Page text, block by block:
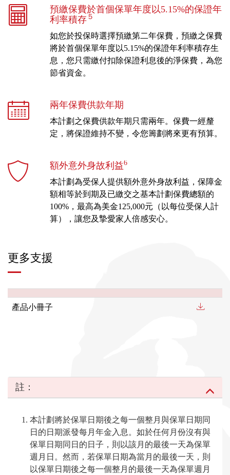
預繳保費於首個保單年度以5.15%的保證年
利率積存 ５
如您於投保時選擇預繳第二年保費，預繳之保費
將於首個保單年度以5.15%的保證年利率積存生
息，您只需繳付扣除保證利息後的淨保費，為您
節省資金。
兩年保費供款年期
本計劃之保費供款年期只需兩年。保費一經釐
定，將保證維持不變，令您籌劃將來更有預算。
額外意外身故利益6
本計劃為受保人提供額外意外身故利益，保障金
額相等於到期及已繳交之基本計劃保費總額的
100%，最高為美金125,000元（以每位受保人計
算），讓您及摯愛家人倍感安心。
更多支援
產品小冊子
註：
本計劃將於保單日期後之每一個整月與保單日期同
日的日期派發每月年金入息。如於任何月份沒有與
保單日期同日的日子，則以該月的最後一天為保單
週月日。然而，若保單日期為當月的最後一天，則
以保單日期後之每一個整月的最後一天為保單週月